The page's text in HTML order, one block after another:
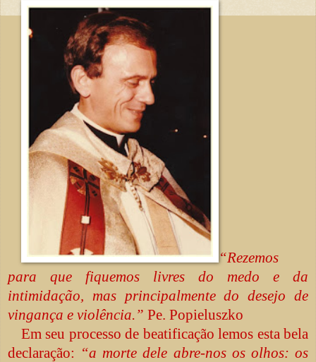
“Rezemos
para que fiquemos livres do medo e da
intimidação, mas principalmente do desejo de
vingança e violência.” Pe. Popieluszko
Em seu processo de beatificação lemos esta bela
declaração: “a morte dele abre-nos os olhos: os